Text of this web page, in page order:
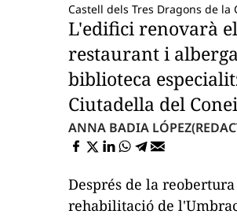
Castell dels Tres Dragons de la
L'edifici renovarà
restaurant i
biblioteca
Ciutadella del
ANNA BADIA LÓPEZ
Després de la
rehabilitació de